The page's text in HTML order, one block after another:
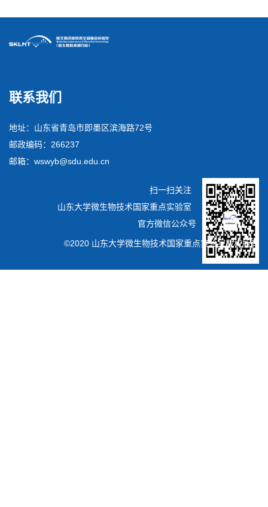
联系我们
地址：山东省青岛市即墨区滨海路72号
邮政编码：266237
邮箱：wswyb@sdu.edu.cn
扫一扫关注
山东大学微生物技术国家重点实验室
官方微信公众号
©2020 山东大学微生物技术国家重点实验室版权所有